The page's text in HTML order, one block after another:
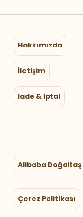
Hakkımızda
İletişim
İade & İptal
Alibaba Doğaltaş
Çerez Politikası